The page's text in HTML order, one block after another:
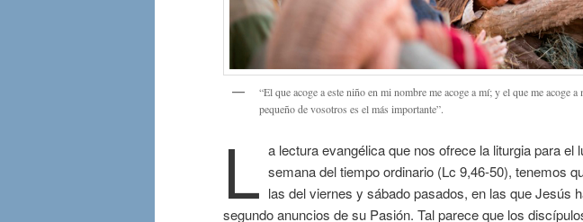
“El que acoge a este niño en mi nombre me acoge a mí; y el que me acoge
pequeño de vosotros es el más importante”.
L a lectura evangélica que nos ofrece la liturgia para el
semana del tiempo ordinario (Lc 9,46-50), tenemos
las del viernes y sábado pasados, en las que Jesús
segundo anuncios de su Pasión. Tal parece que los